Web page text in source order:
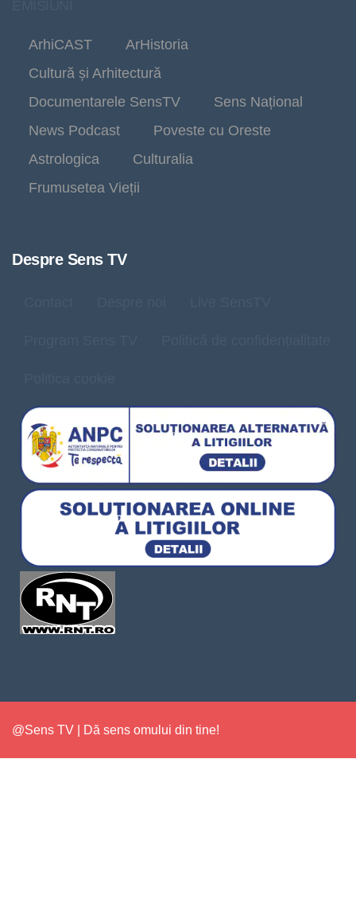
ArhiCAST
ArHistoria
Cultură și Arhitectură
Documentarele SensTV
Sens Național
News Podcast
Poveste cu Oreste
Astrologica
Culturalia
Frumusetea Vieții
Despre Sens TV
@Sens TV | Dă sens omului din tine!